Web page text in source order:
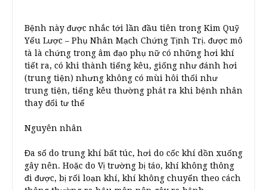
Bệnh này được nhắc tới lần đầu tiên trong Kim Quỹ
Yếu Lược – Phụ Nhân Mạch Chứng Tịnh Trị. được mô
tà là chứng trong âm đạo phụ nữ có những hơi khí
tiết ra, có khi thành tiếng kêu, giống như đánh hơi
(trung tiện) nhưng không có mùi hôi thối như
trung tiện, tiếng kêu thường phát ra khi bệnh nhân
thay đổi tư thế
Nguyên nhân
Đa số do trung khí bất túc, hơi do cốc khí dồn xuống
gây nên. Hoặc do Vị trường bị táo, khí không thông
đi được, bị rối loạn khí, khí không chuyển theo cách